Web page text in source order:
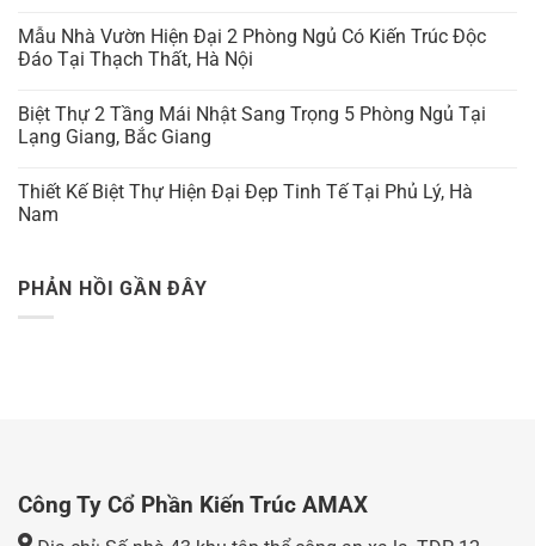
Mẫu Nhà Vườn Hiện Đại 2 Phòng Ngủ Có Kiến Trúc Độc
Đáo Tại Thạch Thất, Hà Nội
Biệt Thự 2 Tầng Mái Nhật Sang Trọng 5 Phòng Ngủ Tại
Lạng Giang, Bắc Giang
Thiết Kế Biệt Thự Hiện Đại Đẹp Tinh Tế Tại Phủ Lý, Hà
Nam
PHẢN HỒI GẦN ĐÂY
Công Ty Cổ Phần Kiến Trúc AMAX